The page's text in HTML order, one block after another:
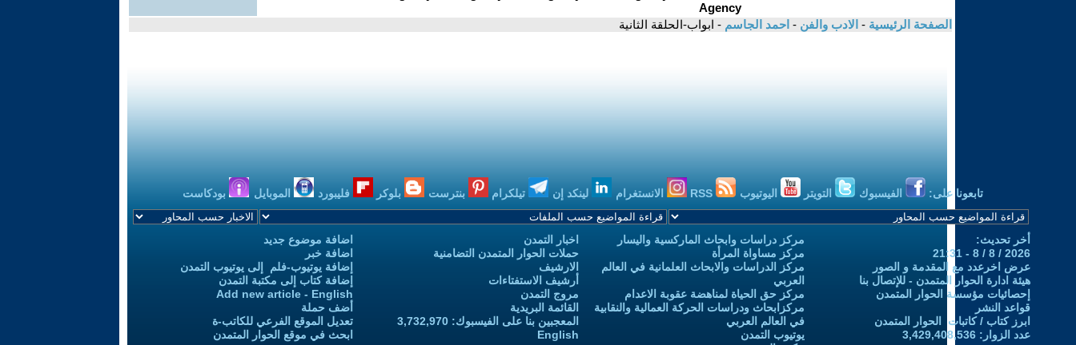
الصفحة الرئيسية - الادب والفن - احمد الجاسم - ابواب-الحلقة الثانية
تابعونا على: الفيسبوك التويتر اليوتيوب الانستغرام لينكد إن تيلكرام بنترست بلوكر فليبورد الموبايل بودكاست
أخر تحديث:
2026 / 8 / 8 - 21:31
عرض اخرعدد مع المقدمة و الصور
هيئة ادارة الحوار المتمدن - للإتصال بنا
إحصائيات مؤسسة الحوار المتمدن
قواعد النشر
ابرز كتاب / كاتبات الحوار المتمدن
عدد الزوار: 3,429,408,536
مركز دراسات وابحاث الماركسية واليسار
مركز مساواة المرأة
مركز الدراسات والابحاث العلمانية في العالم
العربي
مركز حق الحياة لمناهضة عقوبة الاعدام
مركزابحاث ودراسات الحركة العمالية والنقابية
في العالم العربي
يوتيوب التمدن
اخبار التمدن
حملات الحوار المتمدن التضامنية
الارشيف
أرشيف الاستفتاءات
مروج التمدن
القائمة البريدية
المعجبين بنا على الفيسبوك: 3,732,970
English
اضافة موضوع جديد
اضافة خبر
إضافة يوتيوب-فلم إلى يوتيوب التمدن
إضافة كتاب إلى مكتبة التمدن
Add new article - English
أضف حملة
تعديل الموقع الفرعي للكاتب-ة
ابحث في موقع الحوار المتمدن